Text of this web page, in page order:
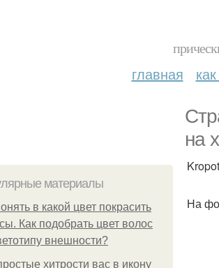
главная
на
материалы
в какой цвет покрасить
Как подобрать цвет волос
внешности?
хитрости вас в икону
На